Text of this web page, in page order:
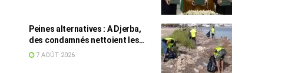
Peines alternatives : A Djerba,
des condamnés nettoient les
plages
7 AOÛT 2026